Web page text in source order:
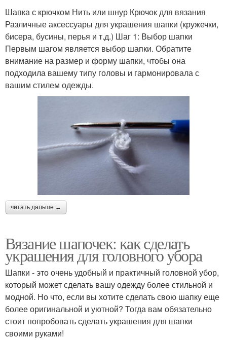
Шапка с крючком Нить или шнур Крючок для вязания
Различные аксессуары для украшения шапки (кружечки,
бисера, бусины, перья и т.д.) Шаг 1: Выбор шапки
Первым шагом является выбор шапки. Обратите
внимание на размер и форму шапки, чтобы она
подходила вашему типу головы и гармонировала с
вашим стилем одежды.
читать дальше →
Вязание шапочек: как сделать
украшения для головного убора
Шапки - это очень удобный и практичный головной убор,
который может сделать вашу одежду более стильной и
модной. Но что, если вы хотите сделать свою шапку еще
более оригинальной и уютной? Тогда вам обязательно
стоит попробовать сделать украшения для шапки
своими руками!